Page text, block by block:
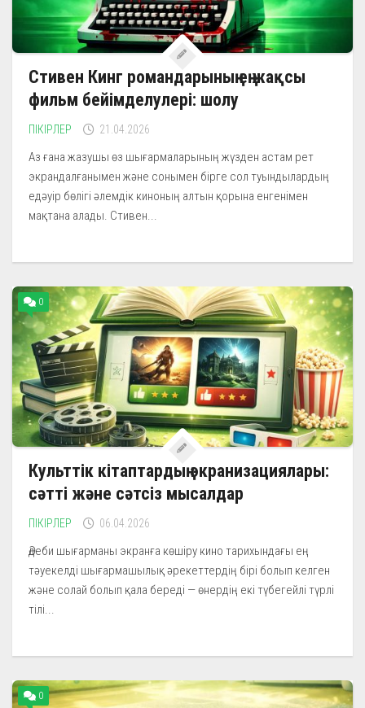
Стивен Кинг романдарының ең жақсы
фильм бейімделулері: шолу
ПІКІРЛЕР 21.04.2026
Аз ғана жазушы өз шығармаларының жүзден астам рет
экрандалғанымен және сонымен бірге сол туындылардың
едәуір бөлігі әлемдік киноның алтын қорына енгенімен
мақтана алады. Стивен...
0
Культтік кітаптардың экранизациялары:
сәтті және сәтсіз мысалдар
ПІКІРЛЕР 06.04.2026
Әдеби шығарманы экранға көшіру кино тарихындағы ең
тәуекелді шығармашылық әрекеттердің бірі болып келген
және солай болып қала береді — өнердің екі түбегейлі түрлі
тілі...
0